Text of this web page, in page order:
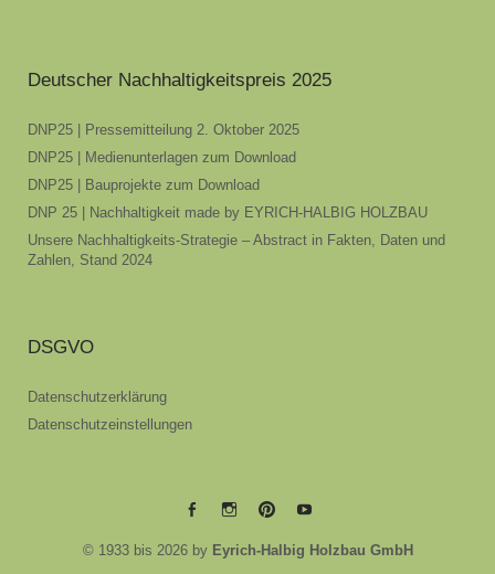
Deutscher Nachhaltigkeitspreis 2025
DNP25 | Pressemitteilung 2. Oktober 2025
DNP25 | Medienunterlagen zum Download
DNP25 | Bauprojekte zum Download
DNP 25 | Nachhaltigkeit made by EYRICH-HALBIG HOLZBAU
Unsere Nachhaltigkeits-Strategie – Abstract in Fakten, Daten und
Zahlen, Stand 2024
DSGVO
Datenschutzerklärung
Datenschutzeinstellungen
EYRICH-EYRICH-EYRICH-EYRICH-
© 1933 bis 2026 by Eyrich-Halbig Holzbau GmbH